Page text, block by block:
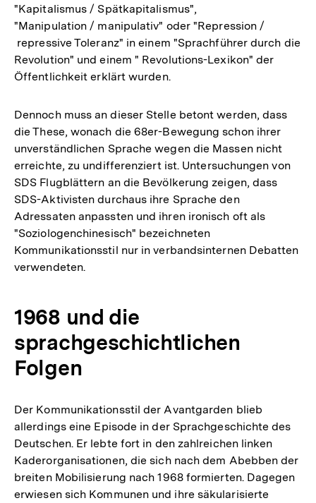
"Kapitalismus / Spätkapitalismus",
"Manipulation / manipulativ" oder "Repression /
repressive Toleranz" in einem "Sprachführer durch die
Revolution" und einem " Revolutions-Lexikon" der
Öffentlichkeit erklärt wurden.
Dennoch muss an dieser Stelle betont werden, dass
die These, wonach die 68er-Bewegung schon ihrer
unverständlichen Sprache wegen die Massen nicht
erreichte, zu undifferenziert ist. Untersuchungen von
SDS Flugblättern an die Bevölkerung zeigen, dass
SDS-Aktivisten durchaus ihre Sprache den
Adressaten anpassten und ihren ironisch oft als
"Soziologenchinesisch" bezeichneten
Kommunikationsstil nur in verbandsinternen Debatten
verwendeten.
1968 und die
sprachgeschichtlichen
Folgen
Der Kommunikationsstil der Avantgarden blieb
allerdings eine Episode in der Sprachgeschichte des
Deutschen. Er lebte fort in den zahlreichen linken
Kaderorganisationen, die sich nach dem Abebben der
breiten Mobilisierung nach 1968 formierten. Dagegen
erwiesen sich Kommunen und ihre säkularisierte